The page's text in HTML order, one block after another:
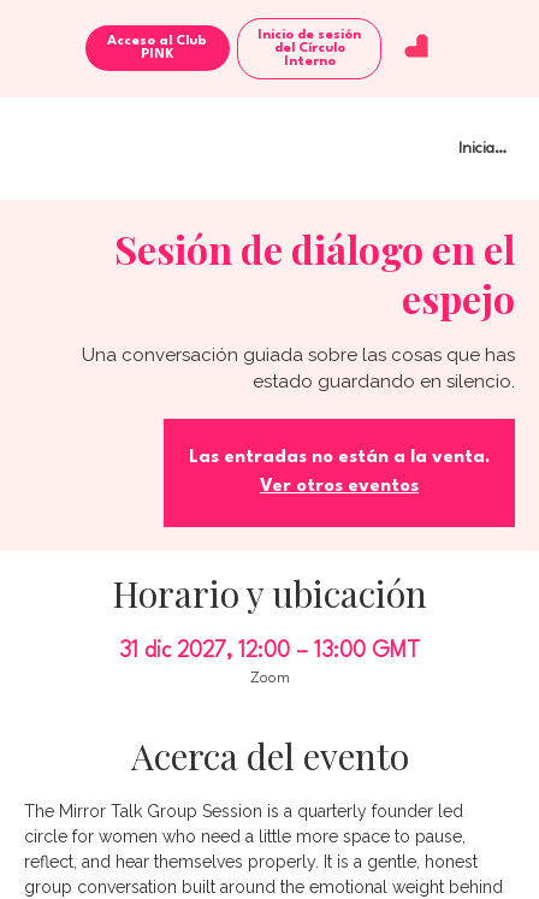
Iniciar
Acceso al Club
Inicio de sesión
del Círculo
Interno
Sesión de diálogo en el
espejo
Una conversación guiada sobre las cosas que has
estado guardando en silencio.
Las entradas no están a la venta.
Ver otros eventos
Horario y ubicación
31 dic 2027, 12:00 – 13:00 GMT
Zoom
Acerca del evento
The Mirror Talk Group Session is a quarterly founder led
circle for women who need a little more space to pause,
reflect, and hear themselves properly. It is a gentle, honest
group conversation built around the emotional weight behind